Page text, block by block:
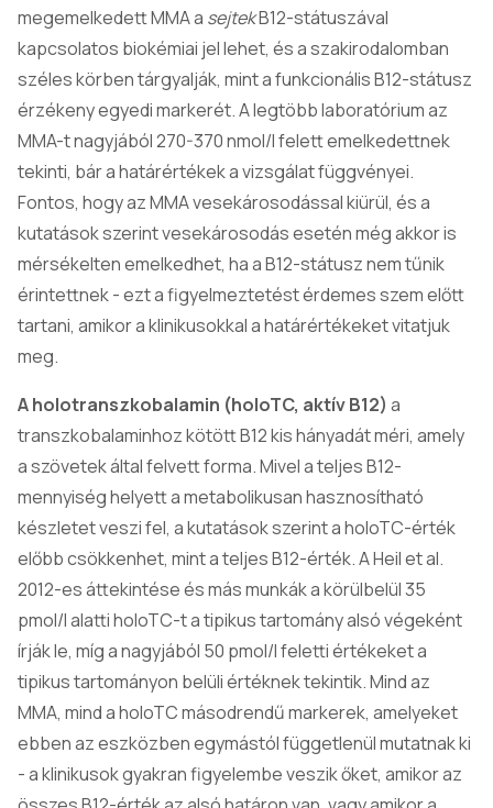
megemelkedett MMA a sejtekB12-státuszával
kapcsolatos biokémiai jel lehet, és a szakirodalomban
széles körben tárgyalják, mint a funkcionális B12-státusz
érzékeny egyedi markerét. A legtöbb laboratórium az
MMA-t nagyjából 270-370 nmol/l felett emelkedettnek
tekinti, bár a határértékek a vizsgálat függvényei.
Fontos, hogy az MMA vesekárosodással kiürül, és a
kutatások szerint vesekárosodás esetén még akkor is
mérsékelten emelkedhet, ha a B12-státusz nem tűnik
érintettnek - ezt a figyelmeztetést érdemes szem előtt
tartani, amikor a klinikusokkal a határértékeket vitatjuk
meg.
A holotranszkobalamin (holoTC, aktív B12) a
transzkobalaminhoz kötött B12 kis hányadát méri, amely
a szövetek által felvett forma. Mivel a teljes B12-
mennyiség helyett a metabolikusan hasznosítható
készletet veszi fel, a kutatások szerint a holoTC-érték
előbb csökkenhet, mint a teljes B12-érték. A Heil et al.
2012-es áttekintése és más munkák a körülbelül 35
pmol/l alatti holoTC-t a tipikus tartomány alsó végeként
írják le, míg a nagyjából 50 pmol/l feletti értékeket a
tipikus tartományon belüli értéknek tekintik. Mind az
MMA, mind a holoTC másodrendű markerek, amelyeket
ebben az eszközben egymástól függetlenül mutatnak ki
- a klinikusok gyakran figyelembe veszik őket, amikor az